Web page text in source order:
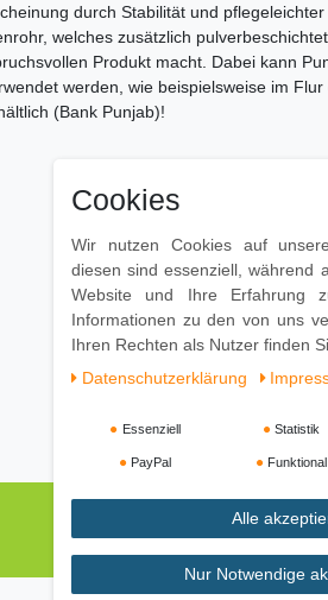
durch Stabilität und pflegeleichter
welches zusätzlich
Produkt macht. Dabei kann
werden, wie beispielsweise im Flur
(Bank Punjab)!
Cookies
Wir nutzen Cookies auf
diesen sind essenziell, während
Website und Ihre Erfahrung
Informationen zu den von uns
Ihren Rechten als Nutzer finden
Daten­schutz­erklärung
Essenziell Statistik
PayPal Funktional
Alle
Nur Notwendige